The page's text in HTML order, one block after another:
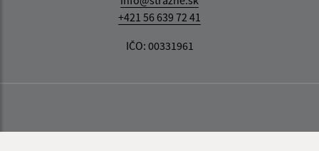
+421 56 639 72 41
IČO: 00331961